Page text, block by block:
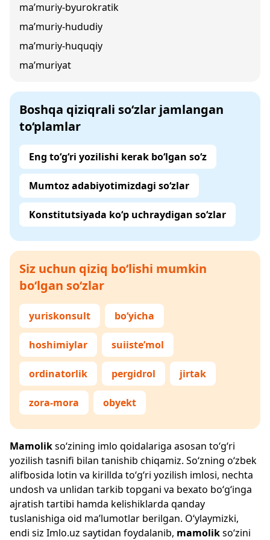
ma’muriy-byurokratik
ma’muriy-hududiy
ma’muriy-huquqiy
ma’muriyat
Boshqa qiziqrali so‘zlar jamlangan
to‘plamlar
Eng to‘g‘ri yozilishi kerak bo‘lgan so‘z
Mumtoz adabiyotimizdagi so‘zlar
Konstitutsiyada ko‘p uchraydigan so‘zlar
Siz uchun qiziq bo‘lishi mumkin
bo‘lgan so‘zlar
yuriskonsult bo‘yicha
hoshimiylar suiiste’mol
ordinatorlik pergidrol jirtak
zora-mora obyekt
Mamolikso‘zining imlo qoidalariga asosan to‘g‘ri
yozilish tasnifi bilan tanishib chiqamiz. So‘zning o‘zbek
alifbosida lotin va kirillda to‘g‘ri yozilish imlosi, nechta
undosh va unlidan tarkib topgani va bexato bo‘g‘inga
ajratish tartibi hamda kelishiklarda qanday
tuslanishiga oid ma’lumotlar berilgan. O‘ylaymizki,
endi siz Imlo.uz saytidan foydalanib, mamolikso‘zini